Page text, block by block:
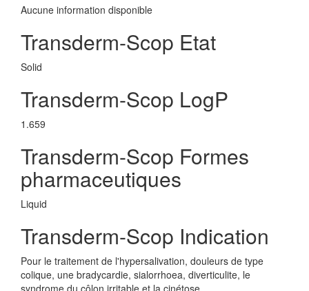
Aucune information disponible
Transderm-Scop Etat
Solid
Transderm-Scop LogP
1.659
Transderm-Scop Formes
pharmaceutiques
Liquid
Transderm-Scop Indication
Pour le traitement de l'hypersalivation, douleurs de type
colique, une bradycardie, sialorrhoea, diverticulite, le
syndrome du côlon irritable et la cinétose.